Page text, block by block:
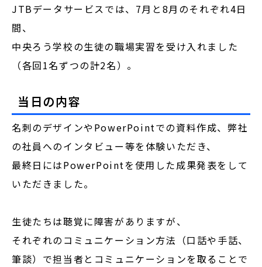
JTBデータサービスでは、7月と8月のそれぞれ4日
間、
中央ろう学校の生徒の職場実習を受け入れました
（各回1名ずつの計2名）。
当日の内容
名刺のデザインやPowerPointでの資料作成、弊社
の社員へのインタビュー等を体験いただき、
最終日にはPowerPointを使用した成果発表をして
いただきました。
生徒たちは聴覚に障害がありますが、
それぞれのコミュニケーション方法（口話や手話、
筆談）で担当者とコミュニケーションを取ることで